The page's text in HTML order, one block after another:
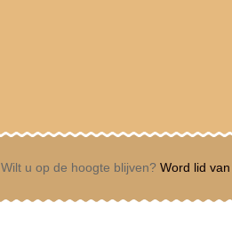
Wilt u op de hoogte blijven? Word lid